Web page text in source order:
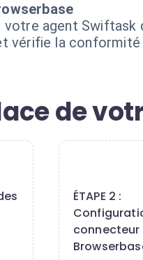
votre agent Swiftask
vérifie la
de
ÉTAPE 2 :
connecteur